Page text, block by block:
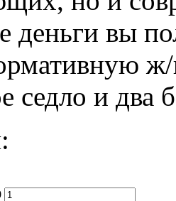
деньги вы
седло и два